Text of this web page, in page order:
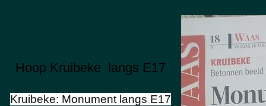
Hoop Kruibeke langs E17
Kruibeke: Monument langs E17